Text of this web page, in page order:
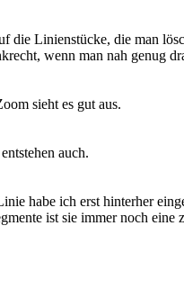
die Linienstücke, die man
wenn man nah genug
sieht es gut aus.
auch.
habe ich erst hinterher
ist sie immer noch eine